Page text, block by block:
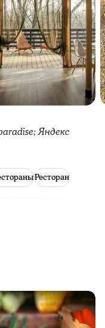
Яндекс
Ресторан